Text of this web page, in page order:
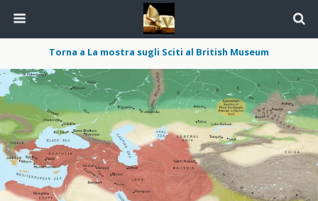
Torna a La mostra sugli Sciti al British Museum